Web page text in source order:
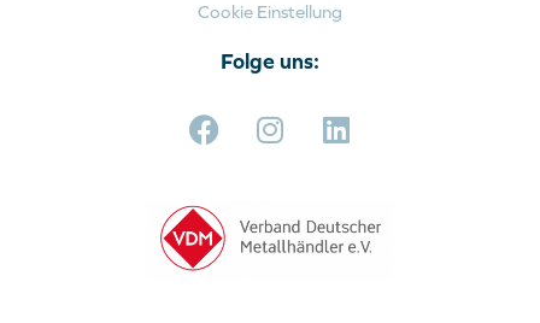
Cookie Einstellung
Folge uns: